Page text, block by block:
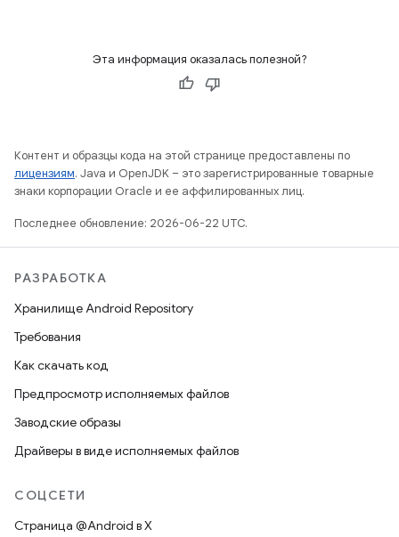
Эта информация оказалась полезной?
Контент и образцы кода на этой странице предоставлены по
лицензиям. Java и OpenJDK – это зарегистрированные товарные
знаки корпорации Oracle и ее аффилированных лиц.
Последнее обновление: 2026-06-22 UTC.
РАЗРАБОТКА
Хранилище Android Repository
Требования
Как скачать код
Предпросмотр исполняемых файлов
Заводские образы
Драйверы в виде исполняемых файлов
СОЦСЕТИ
Страница @Android в X